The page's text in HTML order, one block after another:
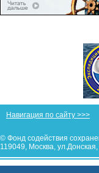
Навигация по сайту >>>
© Фонд содействия
119049, Москва,